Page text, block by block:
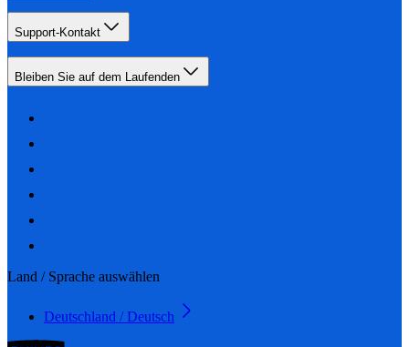
Support-Kontakt
Bleiben Sie auf dem Laufenden
Land / Sprache auswählen
Deutschland / Deutsch